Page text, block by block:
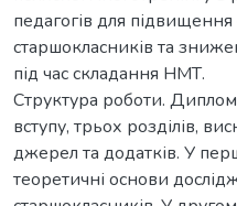
педагогів для підвищення
старшокласників та
під час складання НМТ.
Структура роботи.
вступу, трьох розділів,
джерел та додатків. У
теоретичні основи